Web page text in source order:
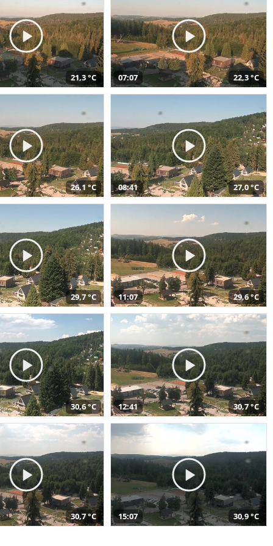
21,3 °C 07:07 22,3 °C
26,1 °C 08:41 27,0 °C
29,7 °C 11:07 29,6 °C
30,6 °C 12:41 30,7 °C
30,7 °C 15:07 30,9 °C